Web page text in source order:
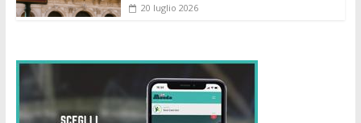
20 luglio 2026